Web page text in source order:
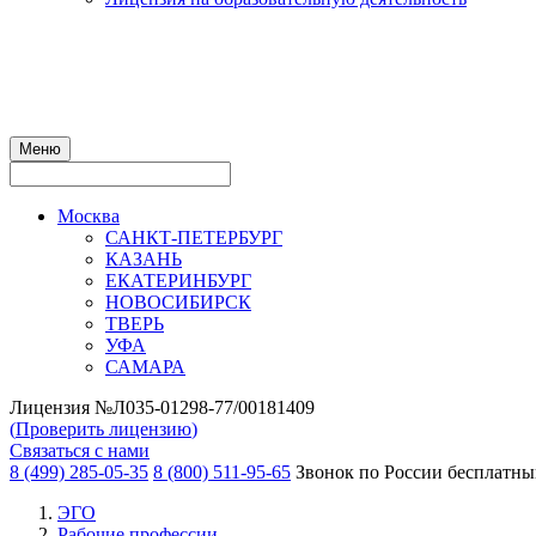
Меню
Москва
САНКТ-ПЕТЕРБУРГ
КАЗАНЬ
ЕКАТЕРИНБУРГ
НОВОСИБИРСК
ТВЕРЬ
УФА
САМАРА
Лицензия №Л035-01298-77/00181409
(Проверить лицензию)
Связаться с нами
8 (499) 285-05-35 8 (800) 511-95-65 Звонок по России
ЭГО